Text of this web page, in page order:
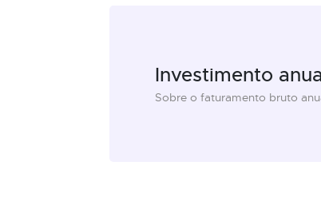
Investimento
Sobre o faturamento bruto